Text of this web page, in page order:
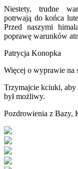
Niestety, trudne
potrwają do końca
Przed naszymi
poprawę warunków
Patrycja Konopka
Więcej o wyprawie na
Trzymajcie kciuki, aby
był możliwy.
Pozdrowienia z Bazy,